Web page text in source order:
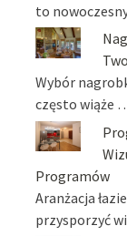
to
Wybór
często wiąże
Programów
Aranżacja
przysporzyć